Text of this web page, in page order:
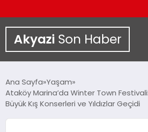
Akyazi Son Haber
SIYASET
Ana Sayfa Yaşam
Ataköy Marina’da Winter Town
Büyük Kış Konserleri ve Yıldızlar Geçidi